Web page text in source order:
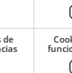
(0)
de